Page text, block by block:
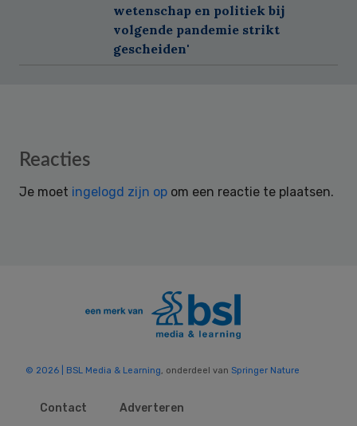
wetenschap en politiek bij
volgende pandemie strikt
gescheiden'
Reader
Reacties
Je moet ingelogd zijn op om een reactie te plaatsen.
© 2026 | BSL Media & Learning, onderdeel van Springer Nature
Contact Adverteren